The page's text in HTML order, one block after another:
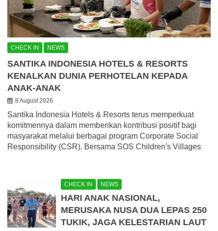
CHECK IN NEWS
SANTIKA INDONESIA HOTELS & RESORTS
KENALKAN DUNIA PERHOTELAN KEPADA
ANAK-ANAK
8 August 2026
Santika Indonesia Hotels & Resorts terus memperkuat
komitmennya dalam memberikan kontribusi positif bagi
masyarakat melalui berbagai program Corporate Social
Responsibility (CSR). Bersama SOS Children's Villages
CHECK IN NEWS
HARI ANAK NASIONAL,
MERUSAKA NUSA DUA LEPAS 250
TUKIK, JAGA KELESTARIAN LAUT